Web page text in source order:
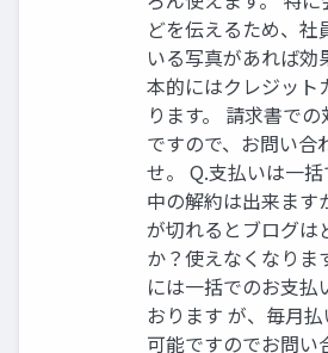
どを伝えるため、社
いる写真があれば効
本的にはクレジット
ります。 請求書で
ですので、お問い合
せ。 Q.⽀払いは⼀
中の解約は出来ます
が切れるとブログは
か？使えなくなりま
には⼀括でのお⽀払
おります が、毎⽉
可能ですのでお問い